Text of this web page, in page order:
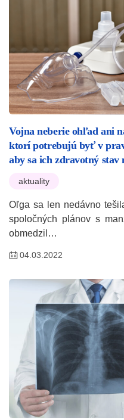
Vojna neberie ohľad ani
ktorí potrebujú byť v
aby sa ich zdravotný stav
aktuality
Oľga sa len nedávno
spoločných plánov s
obmedzil…
04.03.2022